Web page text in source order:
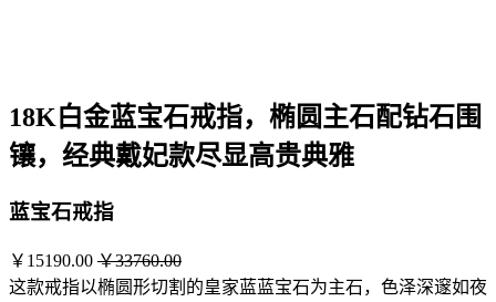
18K白金蓝宝石戒指，椭圆主石配钻石围
镶，经典戴妃款尽显高贵典雅
蓝宝石戒指
￥15190.00 ￥33760.00
这款戒指以椭圆形切割的皇家蓝蓝宝石为主石，色泽深邃如夜